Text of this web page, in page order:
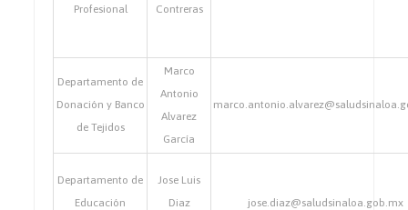
Profesional
Contreras
Departamento de
Donación y Banco
de Tejidos
Marco
Antonio
Alvarez
García
Departamento de
Educación
Jose Luis
Diaz
jose.diaz@saludsinaloa.gob.mx